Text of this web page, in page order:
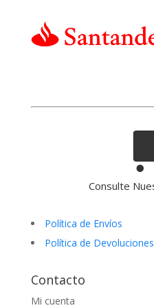
Consulte
Política de Envíos
Política de Devoluciones
Contacto
Mi cuenta